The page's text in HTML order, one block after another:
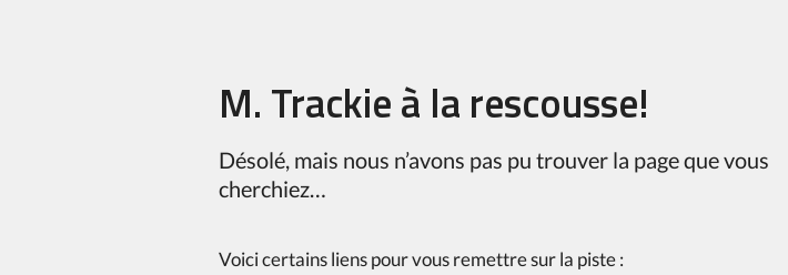
M. Trackie à la rescousse!
Désolé, mais nous n’avons pas pu trouver la page que vous
cherchiez…
Voici certains liens pour vous remettre sur la piste :